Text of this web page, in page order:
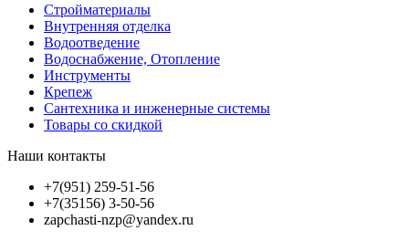
Стройматериалы
Внутренняя отделка
Водоотведение
Водоснабжение, Отопление
Инструменты
Крепеж
Сантехника и инженерные системы
Товары со скидкой
Наши контакты
+7(951) 259-51-56
+7(35156) 3-50-56
zapchasti-nzp@yandex.ru